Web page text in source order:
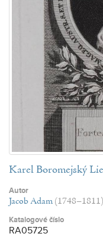
Karel Boromejský
Autor
Jacob Adam (1748–1811)
Katalogové číslo
RA05725